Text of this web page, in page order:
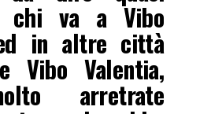
chi va a Vibo
in altre città
Vibo Valentia,
arretrate